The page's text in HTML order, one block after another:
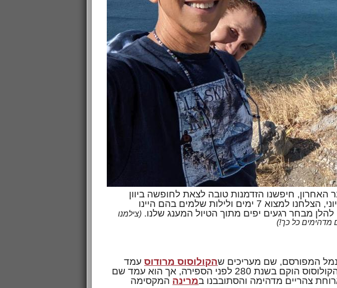
האחרון, חיפשנו הזדמנות טובה לצאת לחופשה ביוון
האהוב שלנו. ובעיצומם של שלל מבורך של מופעים במהלך יוני, הצלחנו למצוא 7 ימים ולילות שלמים בהם היינו
להלן מבחר רגעים יפים מתוך הטיול המענג שלנו. (צילמנו
הנמל המפורסם, שם מעריכים שהקולוסוס מרודוסעמד
בארה"ב! הקולוסוס הוקם בשנת 280 לפני הספירה, אך הוא עמד שם
מרינה המקסימה